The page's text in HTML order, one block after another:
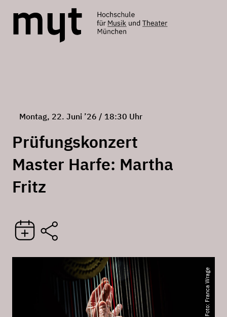
Montag, 22. Juni ’26 / 18:30 Uhr
Prüfungskonzert
Master Harfe: Martha
Fritz
Foto: Franca Wrage